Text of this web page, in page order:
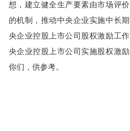
想，建立健全生产要素由市场评
的机制，推动中央企业实施中长
央企业控股上市公司股权激励工
央企业控股上市公司实施股权激
你们，供参考。